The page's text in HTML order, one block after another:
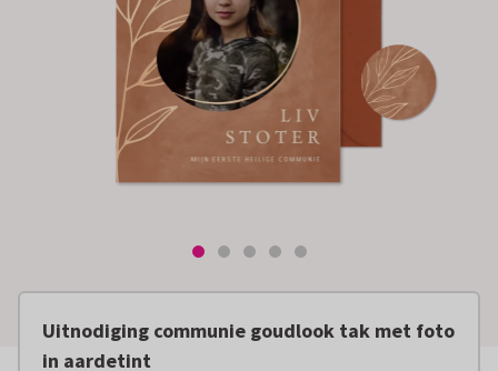
Uitnodiging communie goudlook tak met foto
in aardetint